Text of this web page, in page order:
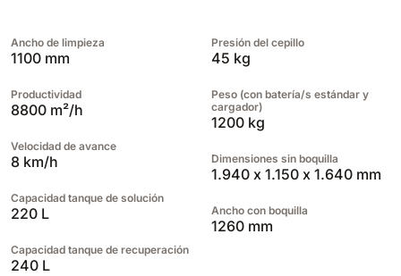
Ancho de limpieza
1100 mm
Productividad
8800 m²/h
Velocidad de avance
8 km/h
Capacidad tanque de solución
220 L
Capacidad tanque de recuperación
240 L
Presión del cepillo
45 kg
Peso (con batería/s estándar y
cargador)
1200 kg
Dimensiones sin boquilla
1.940 x 1.150 x 1.640 mm
Ancho con boquilla
1260 mm